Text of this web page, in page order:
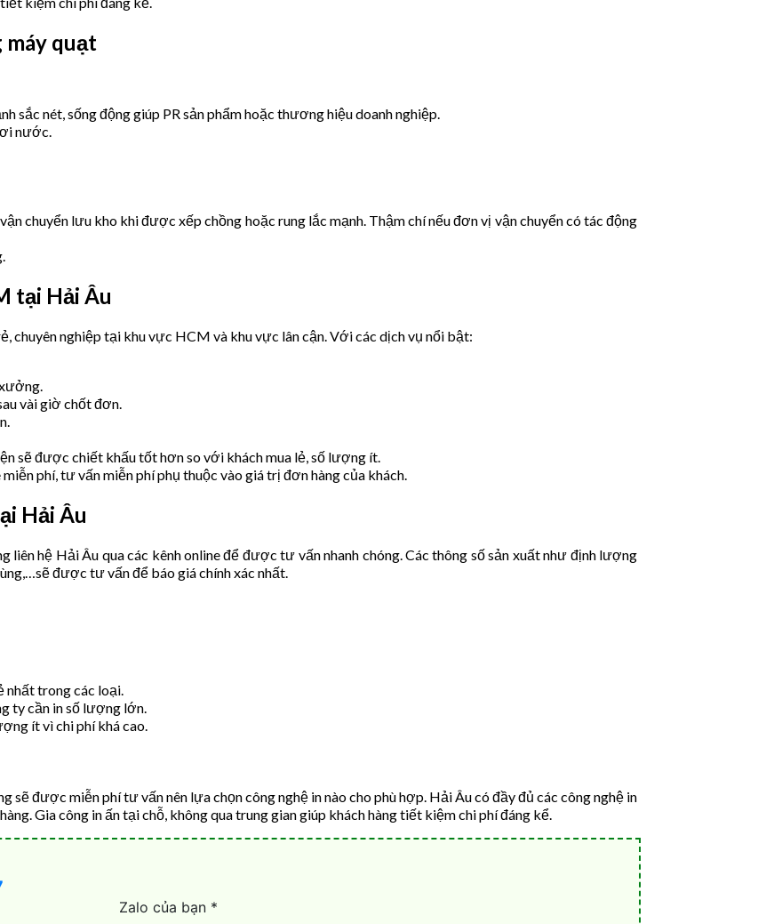
quạt
sắc nét, sống động giúp PR sản phẩm hoặc thương hiệu doanh nghiệp.
nước.
chuyển lưu kho khi được xếp chồng hoặc rung lắc mạnh. Thậm chí nếu đơn vị vận chuyển có tác động
tại Hải Âu
chuyên nghiệp tại khu vực HCM và khu vực lân cận. Với các dịch vụ nổi bật:
vài giờ chốt đơn.
sẽ được chiết khấu tốt hơn so với khách mua lẻ, số lượng ít.
phí, tư vấn miễn phí phụ thuộc vào giá trị đơn hàng của khách.
Hải Âu
hệ Hải Âu qua các kênh online để được tư vấn nhanh chóng. Các thông số sản xuất như định lượng
được tư vấn để báo giá chính xác nhất.
nhất trong các loại.
ty cần in số lượng lớn.
ít vì chi phí khá cao.
được miễn phí tư vấn nên lựa chọn công nghệ in nào cho phù hợp. Hải Âu có đầy đủ các công nghệ in
Gia công in ấn tại chỗ, không qua trung gian giúp khách hàng tiết kiệm chi phí đáng kể.